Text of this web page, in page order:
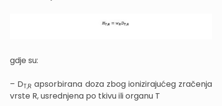
gdje su:
– DT,R apsorbirana doza zbog ionizirajućeg zračenja
vrste R, usrednjena po tkivu ili organu T